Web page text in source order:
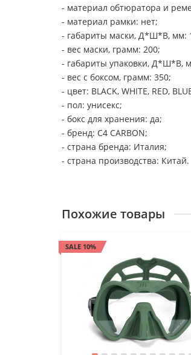
- материал обтюратора и
- материал рамки: нет;
- габариты маски, Д*Ш*В, мм:
- вес маски, грамм: 200;
- габариты упаковки, Д*Ш*В,
- вес с боксом, грамм: 350;
- цвет: BLACK, WHITE, RED,
- пол: унисекс;
- бокс для хранения: да;
- бренд: C4 CARBON;
- страна бренда: Италия;
- страна производства: Китай.
Похожие товары
SALE 10%